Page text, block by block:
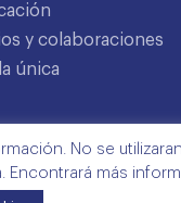
y colaboraciones
única
No se
más